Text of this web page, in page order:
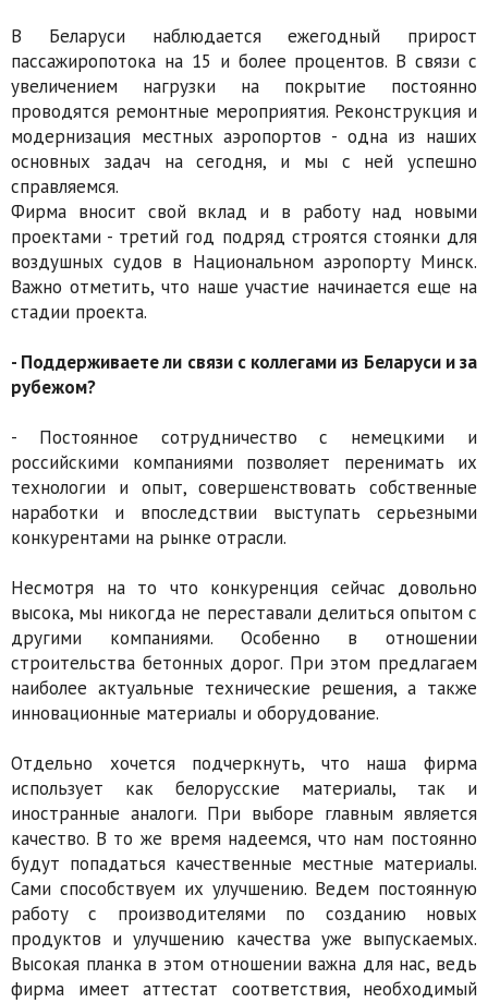
В Беларуси наблюдается ежегодный прирост
пассажиропотока на 15 и более процентов. В связи с
увеличением нагрузки на покрытие постоянно
проводятся ремонтные мероприятия. Реконструкция и
модернизация местных аэропортов - одна из наших
основных задач на сегодня, и мы с ней успешно
справляемся.
Фирма вносит свой вклад и в работу над новыми
проектами - третий год подряд строятся стоянки для
воздушных судов в Национальном аэропорту Минск.
Важно отметить, что наше участие начинается еще на
стадии проекта.
- Поддерживаете ли связи с коллегами из Беларуси и за
рубежом?
- Постоянное сотрудничество с немецкими и
российскими компаниями позволяет перенимать их
технологии и опыт, совершенствовать соб­ственные
наработки и впоследствии выступать серьезными
конкурентами на рынке отрасли.
Несмотря на то что конкуренция сейчас довольно
высока, мы никогда не переставали делиться опытом с
другими компаниями. Осо­бенно в отношении
строительства бетонных дорог. При этом предлагаем
наиболее актуальные технические решения, а также
инновационные материалы и оборудование.
Отдельно хочется подчеркнуть, что наша фирма
использует как белорусские матери­алы, так и
иностранные аналоги. При выборе главным является
качество. В то же время надеемся, что нам постоянно
будут попадать­ся качественные местные материалы.
Сами способствуем их улучшению. Ведем постоян­ную
работу с производителями по созданию новых
продуктов и улучшению качества уже выпускаемых.
Высокая планка в этом отно­шении важна для нас, ведь
фирма имеет ат­тестат соответствия, необходимый